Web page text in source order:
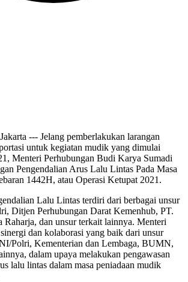
--- Jelang pemberlakukan larangan
untuk kegiatan mudik yang dimulai
Menteri Perhubungan Budi Karya Sumadi
Pengendalian Arus Lalu Lintas Pada Masa
1442H, atau Operasi Ketupat 2021.
Lalu Lintas terdiri dari berbagai unsur
Ditjen Perhubungan Darat Kemenhub, PT.
Raharja, dan unsur terkait lainnya. Menteri
dan kolaborasi yang baik dari unsur
Polri, Kementerian dan Lembaga, BUMN,
dalam upaya melakukan pengawasan
lalu lintas dalam masa peniadaan mudik